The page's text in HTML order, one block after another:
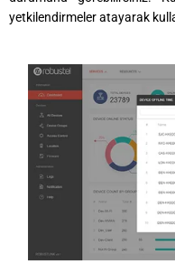
yetkilendirmeler atayarak